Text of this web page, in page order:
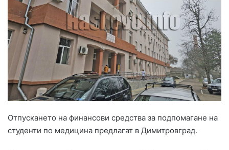
Отпускането на финансови средства за подпомагане на
студенти по медицина предлагат в Димитровград.